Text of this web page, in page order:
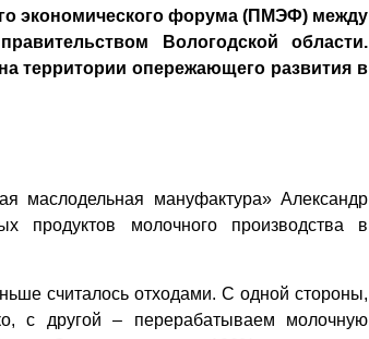
экономического форума (ПМЭФ) между
Вологодской области.
территории опережающего развития в
маслодельная мануфактура» Александр
продуктов молочного производства в
считалось отходами. С одной стороны,
с другой – перерабатываем молочную